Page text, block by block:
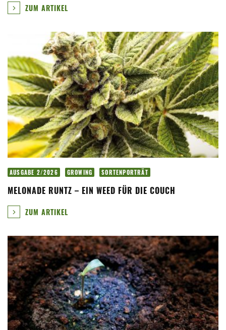
ZUM ARTIKEL
AUSGABE 2/2026 GROWING SORTENPORTRÄT
MELONADE RUNTZ – EIN WEED FÜR DIE COUCH
ZUM ARTIKEL